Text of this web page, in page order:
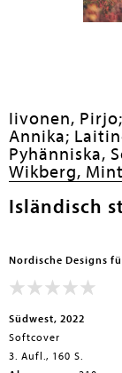
Iivonen, Pirjo;
Annika;
Pyhänniska,
Wikberg,
Isländisch
Nordische Designs
Südwest, 2022
Softcover
3. Aufl., 160 S.